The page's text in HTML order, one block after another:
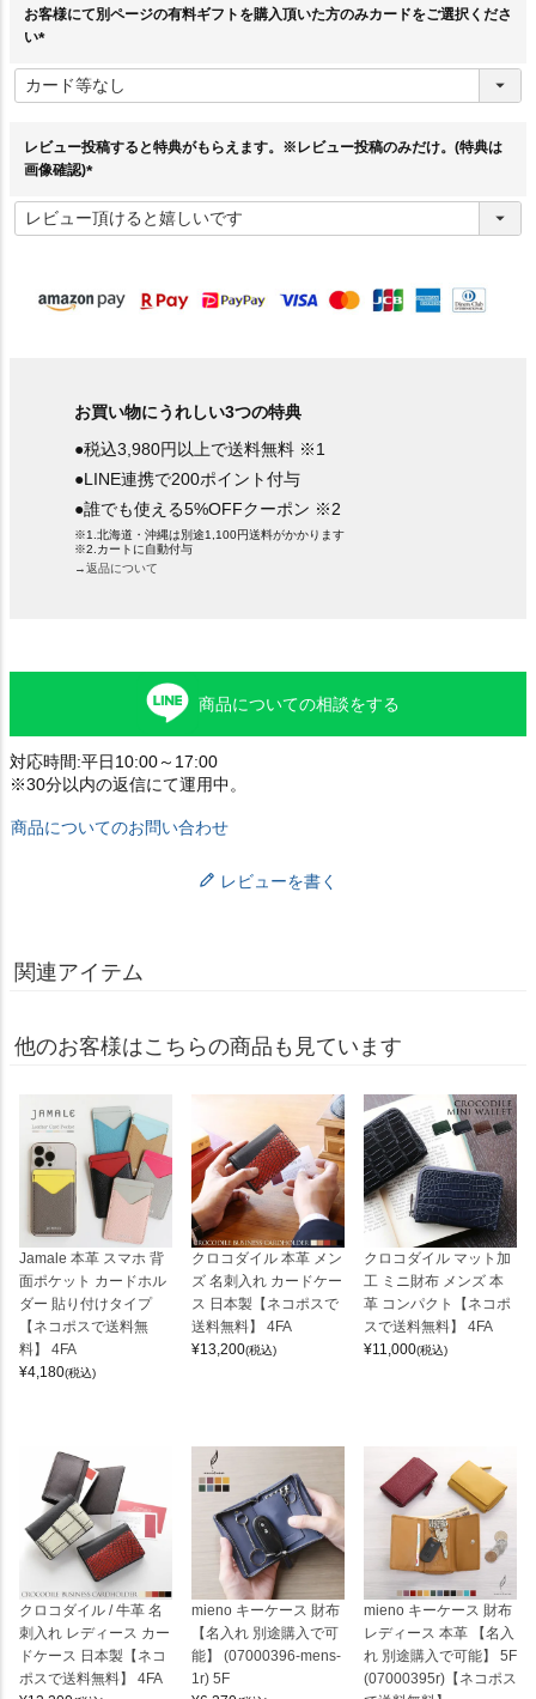
お客様にて別ページの有料ギフトを購入頂いた方のみカードをご選択くださ
い
必
須
レビュー投稿すると特典がもらえます。※レビュー投稿のみだけ。(特典は
画像確認)
必
須
お買い物にうれしい3つの特典
●税込3,980円以上で送料無料 ※1
●LINE連携で200ポイント付与
●誰でも使える5%OFFクーポン ※2
※1.北海道・沖縄は別途1,100円送料がかかります
※2.カートに自動付与
→返品について
商品についての相談をする
対応時間:平日10:00～17:00
※30分以内の返信にて運用中。
商品についてのお問い合わせ
レビューを書く
関連アイテム
他のお客様はこちらの商品も見ています
Jamale 本革 スマホ 背
面ポケット カードホル
ダー 貼り付けタイプ
【ネコポスで送料無
料】 4FA
¥4,180(税込)
クロコダイル 本革 メン
ズ 名刺入れ カードケー
ス 日本製【ネコポスで
送料無料】 4FA
¥13,200(税込)
クロコダイル マット加
工 ミニ財布 メンズ 本
革 コンパクト【ネコポ
スで送料無料】 4FA
¥11,000(税込)
クロコダイル / 牛革 名
刺入れ レディース カー
ドケース 日本製【ネコ
ポスで送料無料】 4FA
mieno キーケース 財布
【名入れ 別途購入で可
能】 (07000396-mens-
1r) 5F
mieno キーケース 財布
レディース 本革 【名入
れ 別途購入で可能】 5F
(07000395r)【ネコポス